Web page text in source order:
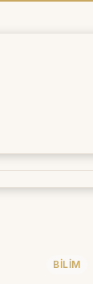
BILIM